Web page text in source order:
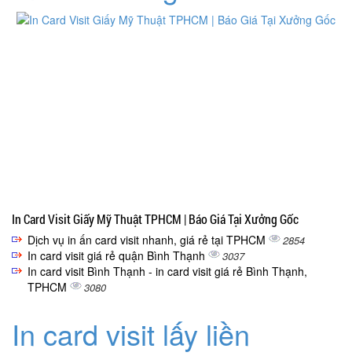
In Card Visit Giấy Mỹ Thuật TPHCM | Báo Giá Tại Xưởng Gốc
Dịch vụ in ấn card visit nhanh, giá rẻ tại TPHCM 2854
In card visit giá rẻ quận Bình Thạnh 3037
In card visit Bình Thạnh - in card visit giá rẻ Bình Thạnh,
TPHCM
3080
In card visit lấy liền